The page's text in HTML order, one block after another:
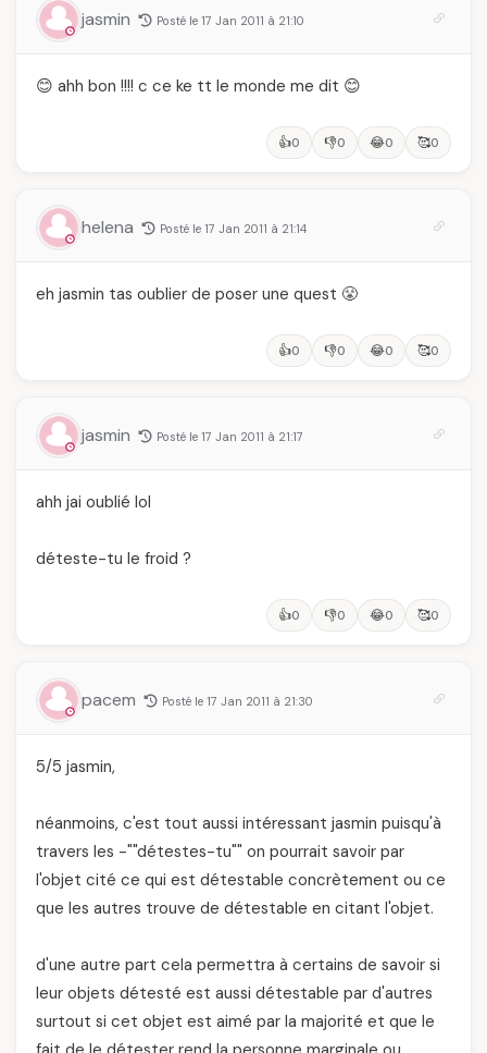
jasmin Posté le 17 Jan 2011 à 21:10
😊 ahh bon !!!! c ce ke tt le monde me dit 😊
👍0 👎0 😂0 🥰0
helena Posté le 17 Jan 2011 à 21:14
eh jasmin tas oublier de poser une quest 😤
👍0 👎0 😂0 🥰0
jasmin Posté le 17 Jan 2011 à 21:17
ahh jai oublié lol
déteste-tu le froid ?
👍0 👎0 😂0 🥰0
pacem Posté le 17 Jan 2011 à 21:30
5/5 jasmin,
néanmoins, c'est tout aussi intéressant jasmin puisqu'à
travers les -""détestes-tu"" on pourrait savoir par
l'objet cité ce qui est détestable concrètement ou ce
que les autres trouve de détestable en citant l'objet.
d'une autre part cela permettra à certains de savoir si
leur objets détesté est aussi détestable par d'autres
surtout si cet objet est aimé par la majorité et que le